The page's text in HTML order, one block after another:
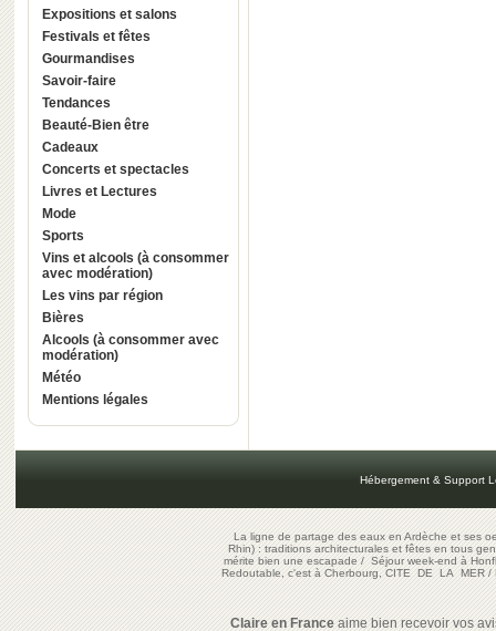
Expositions et salons
Festivals et fêtes
Gourmandises
Savoir-faire
Tendances
Beauté-Bien être
Cadeaux
Concerts et spectacles
Livres et Lectures
Mode
Sports
Vins et alcools (à consommer
avec modération)
Les vins par région
Bières
Alcools (à consommer avec
modération)
Météo
Mentions légales
Hébergement & Support
La ligne de partage des eaux en Ardèche et ses
Rhin) : traditions architecturales et fêtes en tous
mérite bien une escapade/Séjour week-end à
Redoutable, c'est à Cherbourg, CITE DE LA MER/
Claire en Franceaime bien recevoir vos